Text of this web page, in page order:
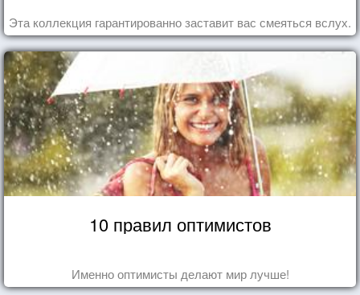
Эта коллекция гарантированно заставит вас смеяться вслух.
10 правил оптимистов
Именно оптимисты делают мир лучше!